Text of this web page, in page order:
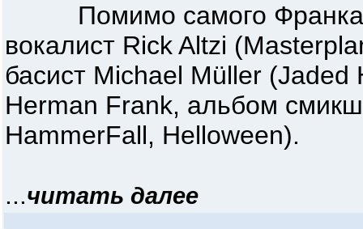
Помимо самого Франка в
вокалист Rick Altzi
басист Michael Müller
Herman Frank, альбом
HammerFall, Helloween).
...читать далее